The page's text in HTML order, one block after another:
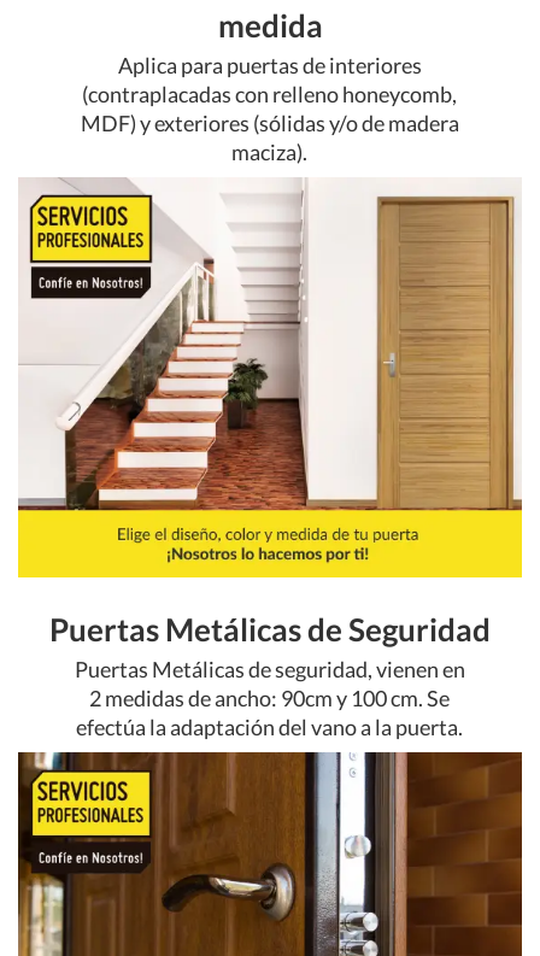
medida
Aplica para puertas de interiores
(contraplacadas con relleno honeycomb,
MDF) y exteriores (sólidas y/o de madera
maciza).
Puertas Metálicas de Seguridad
Puertas Metálicas de seguridad, vienen en
2 medidas de ancho: 90cm y 100 cm. Se
efectúa la adaptación del vano a la puerta.